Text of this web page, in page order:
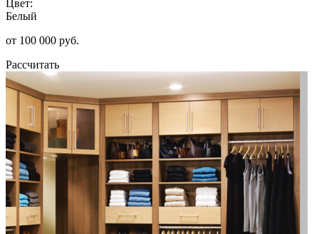
Цвет:
Белый
от 100 000 руб.
Рассчитать